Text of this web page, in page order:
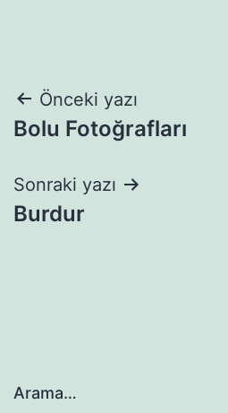
Yazı
gezinmesi
Önceki yazı
Bolu Fotoğrafları
Sonraki yazı
Burdur
Arama…